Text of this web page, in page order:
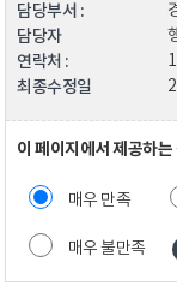
담당부서 :
담당자
연락처 :
최종수정일
이 페이지에서 제공하
매우 만족
매우 불만족